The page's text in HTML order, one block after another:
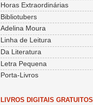
Horas Extraordinárias
Bibliotubers
Adelina Moura
Linha de Leitura
Da Literatura
Letra Pequena
Porta-Livros
LIVROS DIGITAIS GRATUITOS